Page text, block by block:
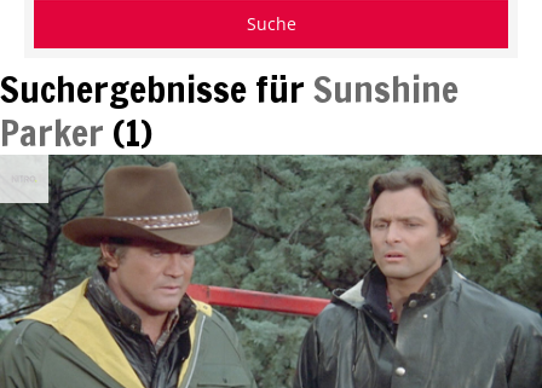
Suchergebnisse fürSunshine
Parker (1)
Suche